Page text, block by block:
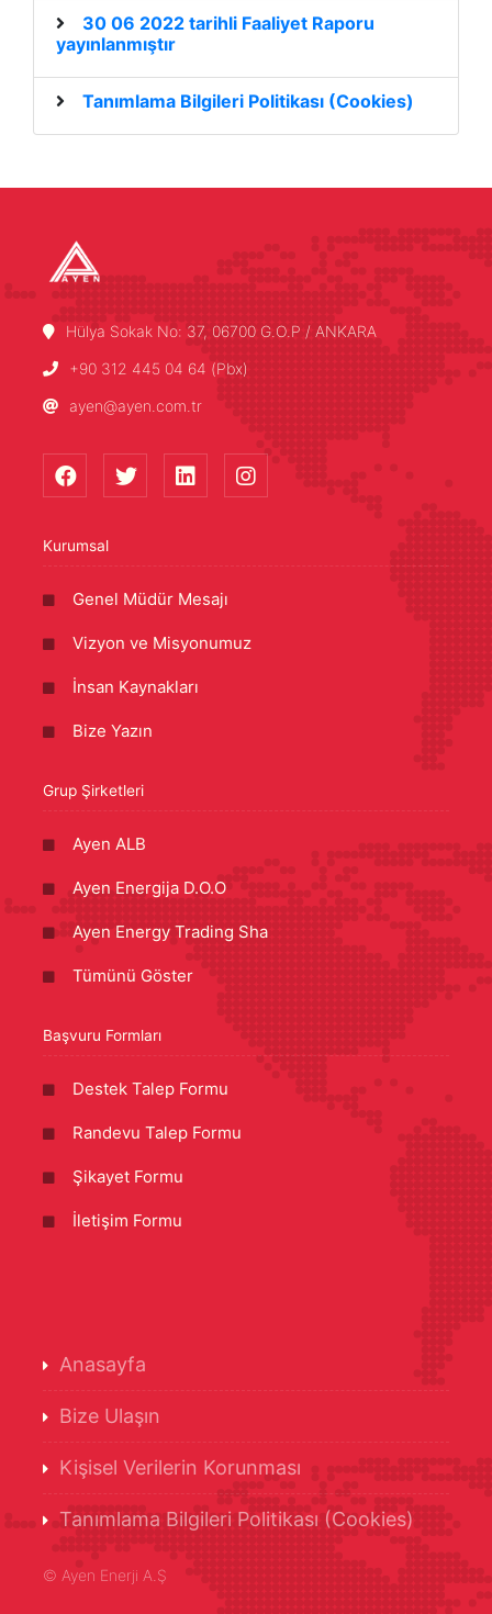
30 06 2022 tarihli Faaliyet Raporu
yayınlanmıştır
Tanımlama Bilgileri Politikası (Cookies)
Hülya Sokak No: 37, 06700 G.O.P / ANKARA
+90 312 445 04 64 (Pbx)
ayen@ayen.com.tr
Kurumsal
Genel Müdür Mesajı
Vizyon ve Misyonumuz
İnsan Kaynakları
Bize Yazın
Grup Şirketleri
Ayen ALB
Ayen Energija D.O.O
Ayen Energy Trading Sha
Tümünü Göster
Başvuru Formları
Destek Talep Formu
Randevu Talep Formu
Şikayet Formu
İletişim Formu
Anasayfa
Bize Ulaşın
Kişisel Verilerin Korunması
Tanımlama Bilgileri Politikası (Cookies)
© Ayen Enerji A.Ş